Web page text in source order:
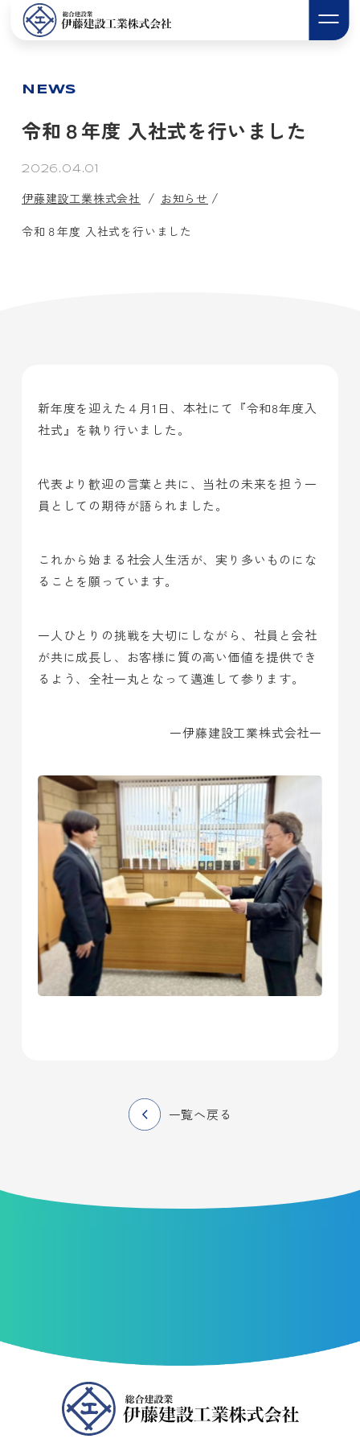
NEWS
令和８年度 入社式を行いました
2026.04.01
伊藤建設工業株式会社 お知らせ
令和８年度 入社式を行いました
新年度を迎えた４月1日、本社にて『令和8年度入
社式』を執り行いました。
代表より歓迎の言葉と共に、当社の未来を担う一
員としての期待が語られました。
これから始まる社会人生活が、実り多いものにな
ることを願っています。
一人ひとりの挑戦を大切にしながら、社員と会社
が共に成長し、お客様に質の高い価値を提供でき
るよう、全社一丸となって邁進して参ります。
一伊藤建設工業株式会社一
一覧へ戻る